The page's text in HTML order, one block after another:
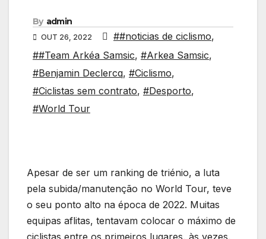
By admin
OUT 26, 2022 ##noticias de ciclismo,
##Team Arkéa Samsic, #Arkea Samsic,
#Benjamin Declercq, #Ciclismo,
#Ciclistas sem contrato, #Desporto,
#World Tour
Apesar de ser um ranking de triénio, a luta
pela subida/manutenção no World Tour, teve
o seu ponto alto na época de 2022. Muitas
equipas aflitas, tentavam colocar o máximo de